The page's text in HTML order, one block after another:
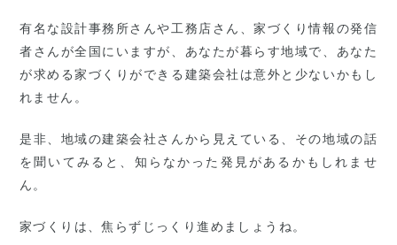
有名な設計事務所さんや工務店さん、家づくり情報の発信
者さんが全国にいますが、あなたが暮らす地域で、あなた
が求める家づくりができる建築会社は意外と少ないかもし
れません。
是非、地域の建築会社さんから見えている、その地域の話
を聞いてみると、知らなかった発見があるかもしれませ
ん。
家づくりは、焦らずじっくり進めましょうね。